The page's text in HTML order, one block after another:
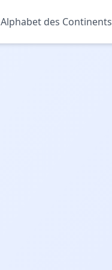
Alphabet des Continents